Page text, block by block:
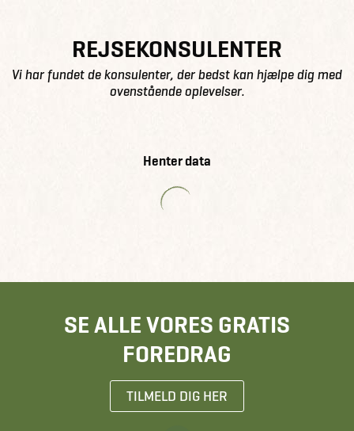
REJSEKONSULENTER
Vi har fundet de konsulenter, der bedst kan hjælpe dig med
ovenstående oplevelser.
Henter data
SE ALLE VORES GRATIS
FOREDRAG
TILMELD DIG HER